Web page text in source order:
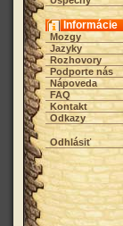
Informácie
Mozgy
Jazyky
Rozhovory
Podporte nás
Nápoveda
FAQ
Kontakt
Odkazy
Odhlásiť